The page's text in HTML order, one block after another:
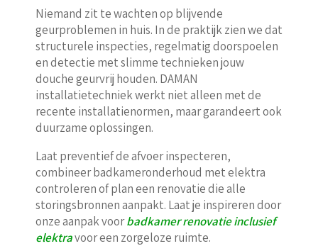
Niemand zit te wachten op blijvende
geurproblemen in huis. In de praktijk zien we dat
structurele inspecties, regelmatig doorspoelen
en detectie met slimme technieken jouw
douche geurvrij houden. DAMAN
installatietechniek werkt niet alleen met de
recente installatienormen, maar garandeert ook
duurzame oplossingen.
Laat preventief de afvoer inspecteren,
combineer badkameronderhoud met elektra
controleren of plan een renovatie die alle
storingsbronnen aanpakt. Laat je inspireren door
onze aanpak voorbadkamer renovatie inclusief
elektravoor een zorgeloze ruimte.